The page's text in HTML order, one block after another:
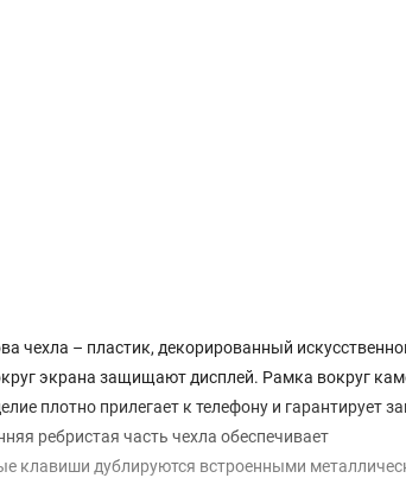
чехла – пластик, декорированный
экрана защищают дисплей. Рамка вокруг
плотно прилегает к телефону и гарантирует
ребристая часть чехла обеспечивает
клавиши дублируются встроенными